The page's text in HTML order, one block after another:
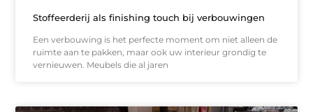
Stoffeerderij als finishing touch bij verbouwingen
Een verbouwing is het perfecte moment om niet alleen de
ruimte aan te pakken, maar ook uw interieur grondig te
vernieuwen. Meubels die al jaren